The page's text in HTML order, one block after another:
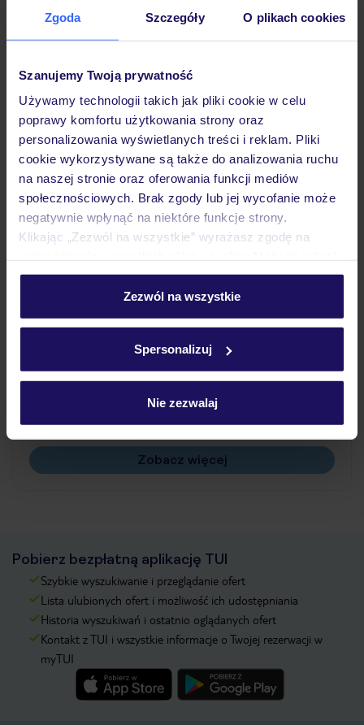
Zgoda Szczegóły O plikach cookies
Szanujemy Twoją prywatność
Używamy technologii takich jak pliki cookie w celu
poprawy komfortu użytkowania strony oraz
personalizowania wyświetlanych treści i reklam. Pliki
cookie wykorzystywane są także do analizowania ruchu
na naszej stronie oraz oferowania funkcji mediów
społecznościowych. Brak zgody lub jej wycofanie może
negatywnie wpłynąć na niektóre funkcje strony.
Klikając „Zezwól na wszystkie” wyrażasz zgodę na
personalizować swój wybór wchodząc w zakładkę
Szczegółowe informacje o plikach cookie znajdziesz
Zezwól na wszystkie
Spersonalizuj
Nie zezwalaj
Hotel
Pokoje
Wyżywienie
Atrakcje
Ważne informacje
Często zadawane pytania
Jak zmienić uczestników/osobę zgłaszającą?
Na jakiej podstawie i gdzie otrzymam karty
pokładowe/bilety lotnicze?
Zobacz więcej
Pobierz bezpłatną aplikację TUI
Szybkie wyszukiwanie i przeglądanie ofert
Lista ulubionych ofert i możliwość ich udostępniania
Historia wyszukiwań i ostatnio oglądanych ofert
Kontakt z TUI i wszystkie informacje o Twojej rezerwacji w
myTUI